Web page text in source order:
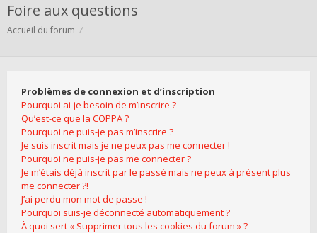
Foire aux questions
Accueil du forum
Problèmes de connexion et d’inscription
Pourquoi ai-je besoin de m’inscrire ?
Qu’est-ce que la COPPA ?
Pourquoi ne puis-je pas m’inscrire ?
Je suis inscrit mais je ne peux pas me connecter !
Pourquoi ne puis-je pas me connecter ?
Je m’étais déjà inscrit par le passé mais ne peux à présent plus
me connecter ?!
J’ai perdu mon mot de passe !
Pourquoi suis-je déconnecté automatiquement ?
À quoi sert « Supprimer tous les cookies du forum » ?